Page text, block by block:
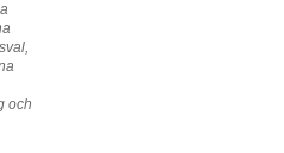
och